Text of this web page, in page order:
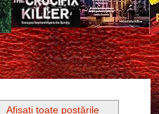
Afișați toate postările